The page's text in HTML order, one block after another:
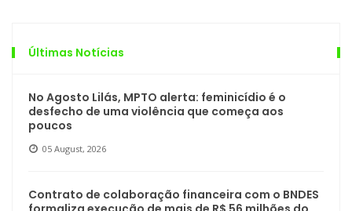
Últimas Notícias
No Agosto Lilás, MPTO alerta: feminicídio é o
desfecho de uma violência que começa aos
poucos
05 August, 2026
Contrato de colaboração financeira com o BNDES